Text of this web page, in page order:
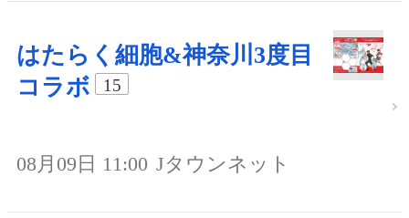
はたらく細胞&神奈川3度目
コラボ
15
08月09日 11:00 Jタウンネット